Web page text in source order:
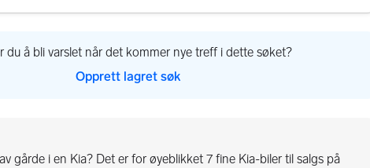
du å bli varslet når det kommer nye treff i dette søket?
Opprett lagret søk
gårde i en Kia? Det er for øyeblikket 7 fine Kia-biler til salgs på